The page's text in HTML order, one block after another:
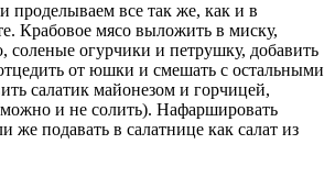
проделываем все так же, как и в
Крабовое мясо выложить в миску,
соленые огурчики и петрушку, добавить
от юшки и смешать с остальными
салатик майонезом и горчицей,
и не солить). Нафаршировать
же подавать в салатнице как салат из